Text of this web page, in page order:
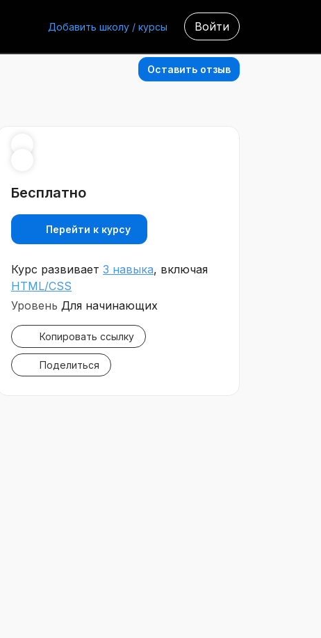
Добавить школу / курсы Войти
Оставить отзыв
Бесплатно
Перейти к курсу
Курс развивает 3 навыка, включая
HTML/CSS
Уровень Для начинающих
Копировать ссылку
Поделиться